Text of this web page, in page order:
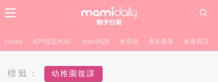
Home APP限定內容! mami熱話 教育路 產前產後 健康資訊
標籤： 幼稚園復課